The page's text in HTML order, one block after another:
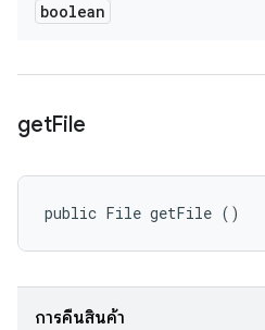
boolean
getFile
public File getFile ()
การคืนสินค้า